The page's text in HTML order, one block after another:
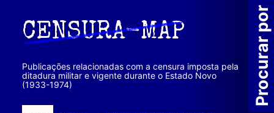
principal
CENSURA-MAP
Publicações relacionadas com a censura imposta pela
ditadura militar e vigente durante o Estado Novo
(1933-1974)
Procurar por